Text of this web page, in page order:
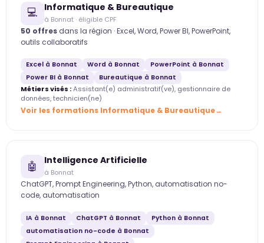
💻 Informatique & Bureautique
à Bonnat · éligible CPF
50 offres dans la région · Excel, Word, Power BI, PowerPoint,
outils collaboratifs
Excel à Bonnat Word à Bonnat
PowerPoint à Bonnat
Power BI à Bonnat
Bureautique à Bonnat
Métiers visés :Assistant(e) administratif(ve), gestionnaire de
données, technicien(ne)
Voir les formations Informatique & Bureautique
🤖 Intelligence Artificielle
à Bonnat
ChatGPT, Prompt Engineering, Python, automatisation no-
code, automatisation
IA à Bonnat ChatGPT à Bonnat
Python à Bonnat
automatisation no-code à Bonnat